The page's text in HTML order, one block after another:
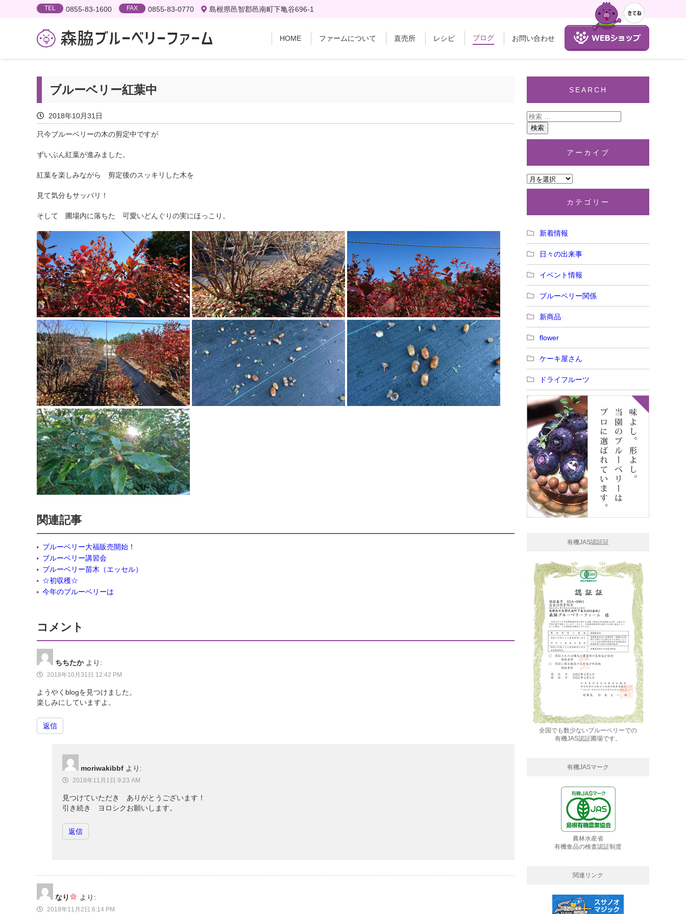
TEL 0855-83-1600 FAX 0855-83-0770 島根県邑智郡邑南町下亀谷696-1
HOME ファームについて 直売所 レシピ ブログ お問い合わせ
ブルーベリー紅葉中
2018年10月31日
只今ブルーベリーの木の剪定中ですが
ずいぶん紅葉が進みました。
紅葉を楽しみながら 剪定後のスッキリした木を
見て気分もサッパリ！
そして 圃場内に落ちた 可愛いどんぐりの実にほっこり。
関連記事
ブルーベリー大福販売開始！
ブルーベリー講習会
ブルーベリー苗木（エッセル）
☆初収穫☆
今年のブルーベリーは
コメント
ちちたか より:
2018年10月31日 12:42 PM
ようやくblogを見つけました。
楽しみにしていますよ。
返信
moriwakibbf より:
2018年11月1日 9:23 AM
見つけていただき ありがとうございます！
引き続き ヨロシクお願いします。
返信
なり より:
2018年11月2日 6:14 PM
SEARCH
アーカイブ
カテゴリー
新着情報
日々の出来事
イベント情報
ブルーベリー関係
新商品
flower
ケーキ屋さん
ドライフルーツ
有機JAS認証証
全国でも数少ないブルーベリーでの
有機JAS認証圃場です。
有機JASマーク
農林水産省
有機食品の検査認証制度
関連リンク